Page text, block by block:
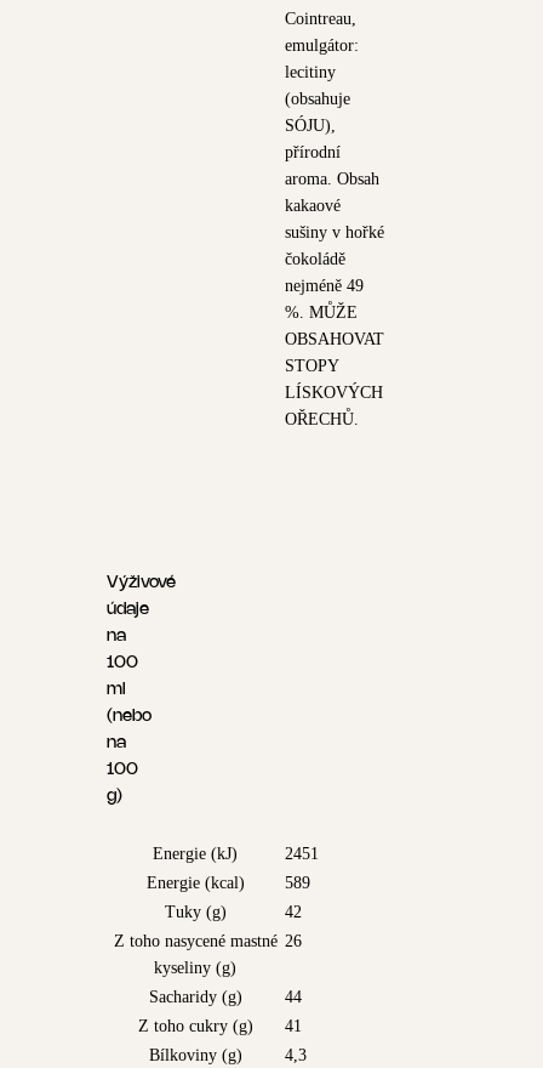
Cointreau,
emulgátor:
lecitiny
(obsahuje
SÓJU),
přírodní
aroma. Obsah
kakaové
sušiny v hořké
čokoládě
nejméně 49
%. MŮŽE
OBSAHOVAT
STOPY
LÍSKOVÝCH
OŘECHŮ.
Výživové
údaje
na
100
ml
(nebo
na
100
g)
Energie (kJ)
2451
Energie (kcal)
589
Tuky (g)
42
Z toho nasycené mastné
kyseliny (g)
26
Sacharidy (g)
44
Z toho cukry (g)
41
Bílkoviny (g)
4,3